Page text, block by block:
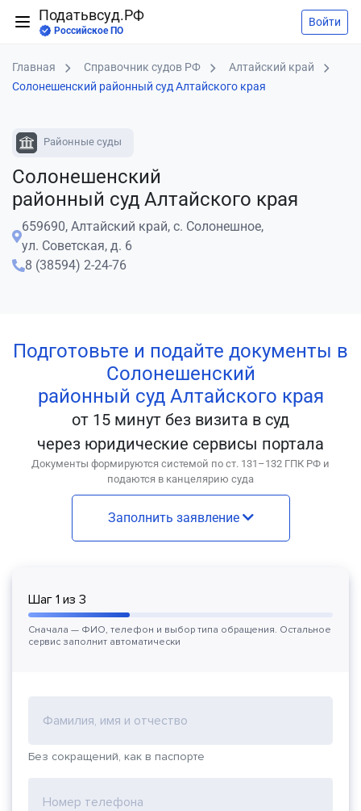
Податьвсуд.РФ
Российское ПО
Войти
Главная Справочник судов РФ
Алтайский край
Солонешенский районный суд Алтайского края
Районные суды
Солонешенский
районный суд Алтайского края
659690, Алтайский край, с. Солонешное,
ул. Советская, д. 6
8 (38594) 2-24-76
Подготовьте и подайте документы в
Солонешенский
районный суд Алтайского края
от 15 минут без визита в суд
через юридические сервисы портала
Документы формируются системой по ст. 131–132 ГПК РФ и
подаются в канцелярию суда
Заполнить заявление
Шаг 1 из 3
Сначала — ФИО, телефон и выбор типа обращения. Остальное
сервис заполнит автоматически
Фамилия, имя и отчество
Без сокращений, как в паспорте
Номер телефона